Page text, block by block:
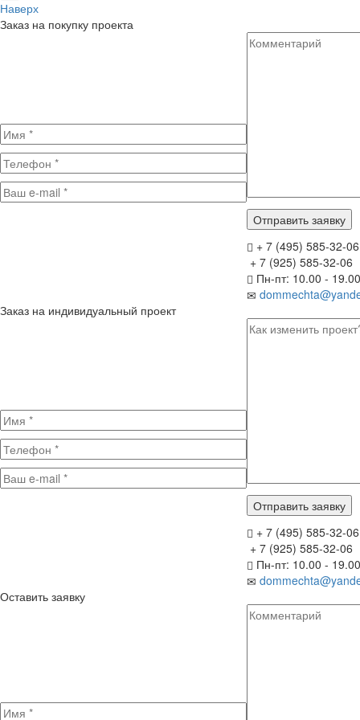
Наверх
Заказ на покупку проекта
+ 7 (495) 585-32-06
+ 7 (925) 585-32-06
Пн-пт: 10.00 - 19.00
Заказ на индивидуальный проект
+ 7 (495) 585-32-06
+ 7 (925) 585-32-06
Пн-пт: 10.00 - 19.00
Оставить заявку